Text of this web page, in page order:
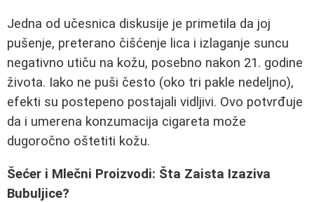
Jedna od učesnica diskusije je primetila da joj
pušenje, preterano čišćenje lica i izlaganje suncu
negativno utiču na kožu, posebno nakon 21. godine
života. Iako ne puši često (oko tri pakle nedeljno),
efekti su postepeno postajali vidljivi. Ovo potvrđuje
da i umerena konzumacija cigareta može
dugoročno oštetiti kožu.
Šećer i Mlečni Proizvodi: Šta Zaista Izaziva
Bubuljice?